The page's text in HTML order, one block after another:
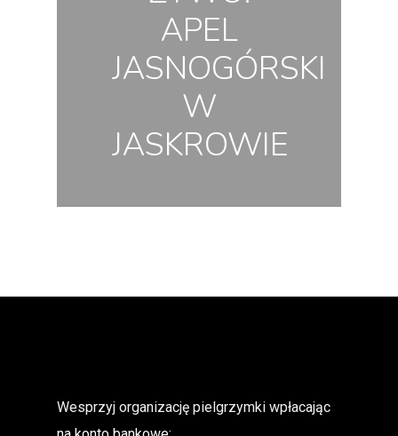
APEL
JASNOGÓRSKI
W
JASKROWIE
Wesprzyj organizację pielgrzymki wpłacając